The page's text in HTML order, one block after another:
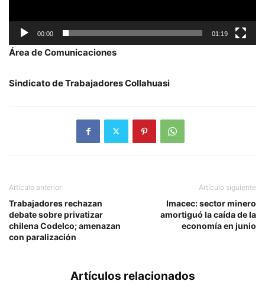
00:00 01:19
Área de Comunicaciones
Sindicato de Trabajadores Collahuasi
Artículo anterior
Trabajadores rechazan
debate sobre privatizar
chilena Codelco; amenazan
con paralización
Artículo siguiente
Imacec: sector minero
amortiguó la caída de la
economía en junio
Artículos relacionados